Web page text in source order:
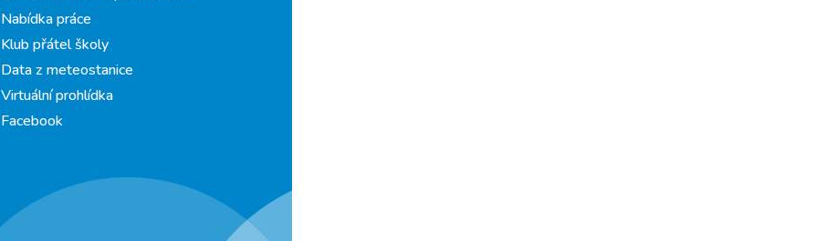
Nabídka práce
Klub přátel školy
Data z meteostanice
Virtuální prohlídka
Facebook